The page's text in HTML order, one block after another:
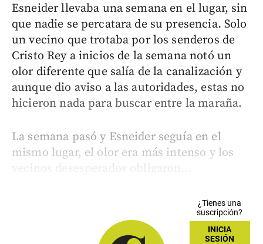
Esneider llevaba una semana en el lugar, sin
que nadie se percatara de su presencia. Solo
un vecino que trotaba por los senderos de
Cristo Rey a inicios de la semana notó un
olor diferente que salía de la canalización y
aunque dio aviso a las autoridades, estas no
hicieron nada para buscar entre la maraña.
La semana pasó y Esneider seguía en el
mismo lugar, el olor era más intenso y los
vecinos desesperados obligaron...
¿Tienes una
suscripción?
INICIA
SESIÓN